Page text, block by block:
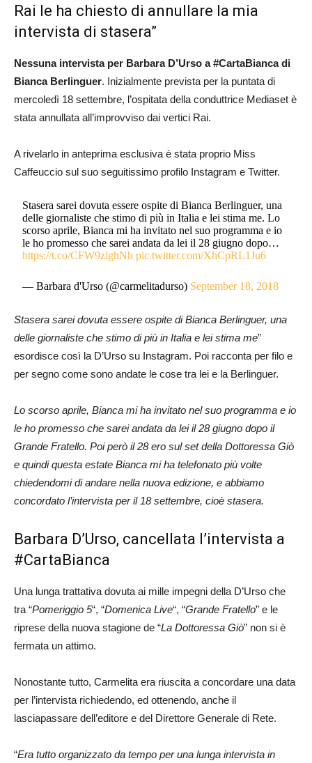
Rai le ha chiesto di annullare la mia
intervista di stasera”
Nessuna intervista per Barbara D’Urso a #CartaBianca di
Bianca Berlinguer. Inizialmente prevista per la puntata di
mercoledì 18 settembre, l’ospitata della conduttrice Mediaset è
stata annullata all’improvviso dai vertici Rai.
A rivelarlo in anteprima esclusiva è stata proprio Miss
Caffeuccio sul suo seguitissimo profilo Instagram e Twitter.
Stasera sarei dovuta essere ospite di Bianca Berlinguer, una
delle giornaliste che stimo di più in Italia e lei stima me. Lo
scorso aprile, Bianca mi ha invitato nel suo programma e io
le ho promesso che sarei andata da lei il 28 giugno dopo…
https://t.co/CFW9zlghNh pic.twitter.com/XhCpRL1Ju6
— Barbara d'Urso (@carmelitadurso) September 18, 2018
Stasera sarei dovuta essere ospite di Bianca Berlinguer, una
delle giornaliste che stimo di più in Italia e lei stima me”
esordisce così la D’Urso su Instagram. Poi racconta per filo e
per segno come sono andate le cose tra lei e la Berlinguer.
Lo scorso aprile, Bianca mi ha invitato nel suo programma e io
le ho promesso che sarei andata da lei il 28 giugno dopo il
Grande Fratello. Poi però il 28 ero sul set della Dottoressa Giò
e quindi questa estate Bianca mi ha telefonato più volte
chiedendomi di andare nella nuova edizione, e abbiamo
concordato l’intervista per il 18 settembre, cioè stasera.
Barbara D’Urso, cancellata l’intervista a
#CartaBianca
Una lunga trattativa dovuta ai mille impegni della D’Urso che
tra “Pomeriggio 5“, “Domenica Live“, “Grande Fratello” e le
riprese della nuova stagione de “La Dottoressa Giò” non si è
fermata un attimo.
Nonostante tutto, Carmelita era riuscita a concordare una data
per l’intervista richiedendo, ed ottenendo, anche il
lasciapassare dell’editore e del Direttore Generale di Rete.
“Era tutto organizzato da tempo per una lunga intervista in